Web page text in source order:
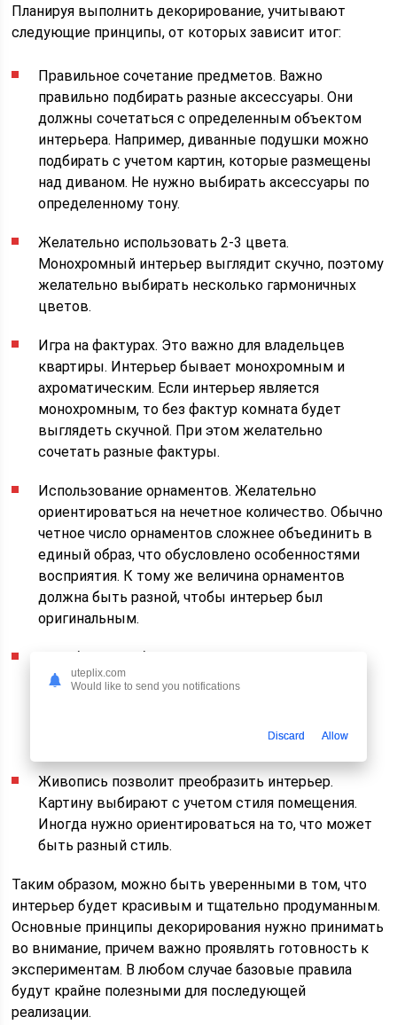
Планируя выполнить декорирование, учитывают
следующие принципы, от которых зависит итог:
Правильное сочетание предметов. Важно
правильно подбирать разные аксессуары. Они
должны сочетаться с определенным объектом
интерьера. Например, диванные подушки можно
подбирать с учетом картин, которые размещены
над диваном. Не нужно выбирать аксессуары по
определенному тону.
Желательно использовать 2-3 цвета.
Монохромный интерьер выглядит скучно, поэтому
желательно выбирать несколько гармоничных
цветов.
Игра на фактурах. Это важно для владельцев
квартиры. Интерьер бывает монохромным и
ахроматическим. Если интерьер является
монохромным, то без фактур комната будет
выглядеть скучной. При этом желательно
сочетать разные фактуры.
Использование орнаментов. Желательно
ориентироваться на нечетное количество. Обычно
четное число орнаментов сложнее объединить в
единый образ, что обусловлено особенностями
восприятия. К тому же величина орнаментов
должна быть разной, чтобы интерьер был
оригинальным.
Ваз обычно не бывает много. В наши дни
доступны разнообразные вазы. Модели должны
цветовому исполнению или форме.
Живопись позволит преобразить интерьер.
Картину выбирают с учетом стиля помещения.
Иногда нужно ориентироваться на то, что может
быть разный стиль.
Таким образом, можно быть уверенными в том, что
интерьер будет красивым и тщательно продуманным.
Основные принципы декорирования нужно принимать
во внимание, причем важно проявлять готовность к
экспериментам. В любом случае базовые правила
будут крайне полезными для последующей
реализации.
uteplix.com
Would like to send you notifications
Discard Allow